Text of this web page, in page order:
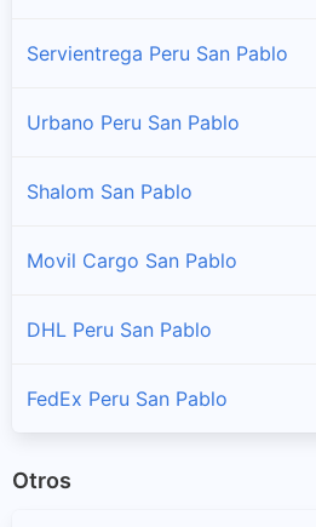
Servientrega Peru San Pablo
Urbano Peru San Pablo
Shalom San Pablo
Movil Cargo San Pablo
DHL Peru San Pablo
FedEx Peru San Pablo
Otros